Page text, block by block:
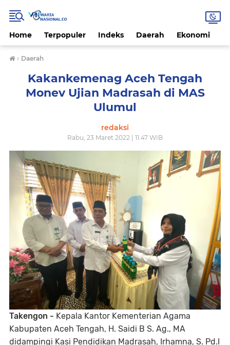
Home Terpopuler Indeks Daerah Ekonomi
› Daerah
Kakankemenag Aceh Tengah
Monev Ujian Madrasah di MAS
Ulumul
redaksi
Rabu, 23 Maret 2022 | 11.47 WIB
Takengon - Kepala Kantor Kementerian Agama
Kabupaten Aceh Tengah, H. Saidi B S. Ag., MA
didampingi Kasi Pendidikan Madrasah, Irhamna, S. Pd.I